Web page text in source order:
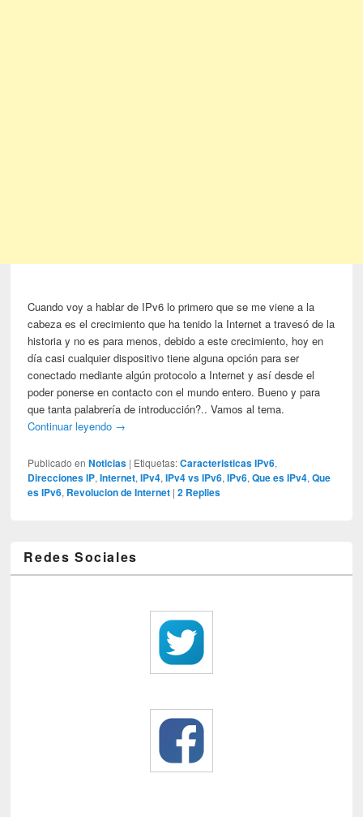
Cuando voy a hablar de IPv6 lo primero que se me viene a la
cabeza es el crecimiento que ha tenido la Internet a travesó de la
historia y no es para menos, debido a este crecimiento, hoy en
día casi cualquier dispositivo tiene alguna opción para ser
conectado mediante algún protocolo a Internet y así desde el
poder ponerse en contacto con el mundo entero. Bueno y para
que tanta palabrería de introducción?.. Vamos al tema.
Continuar leyendo →
Publicado en Noticias | Etiquetas: Caracteristicas IPv6,
Direcciones IP,Internet,IPv4,IPv4 vs IPv6,IPv6,Que es IPv4,Que
es IPv6, Revolucion de Internet |2 Replies
Redes Sociales